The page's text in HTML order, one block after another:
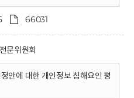
66031
문위원회
안에 대한 개인정보 침해요인 평